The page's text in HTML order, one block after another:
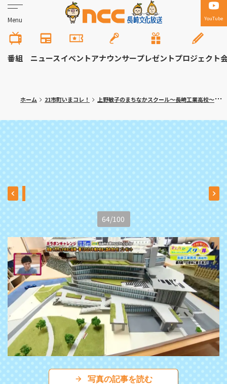
Menu YouTube
番組 ニュースイベントアナウンサープレゼントプロジェクト
ホーム 21市町いまコレ！ 上野敏子のまちなかスクール～長崎工業高校～
64/100
写真の記事を読む